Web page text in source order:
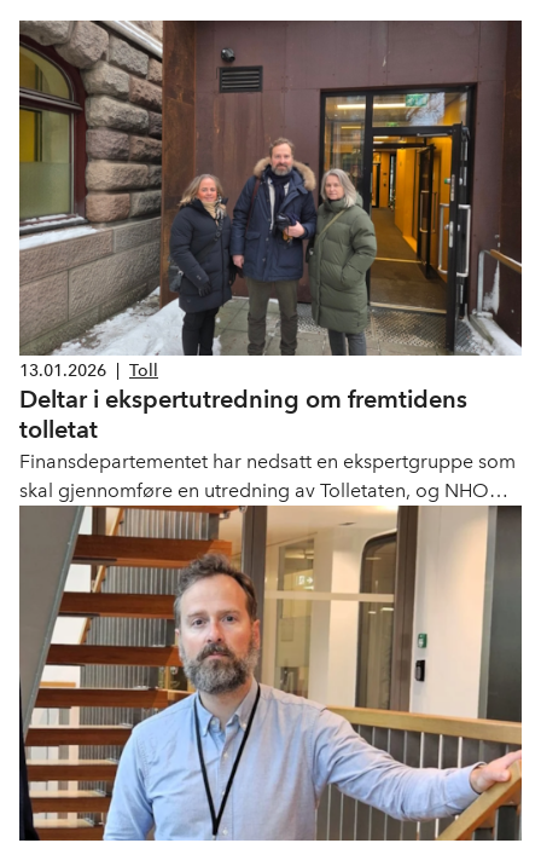
13.01.2026 Toll
Deltar i ekspertutredning om fremtidens
tolletat
Finansdepartementet har nedsatt en ekspertgruppe som
skal gjennomføre en utredning av Tolletaten, og NHO
Logistikk og Transport deltar med innspill.